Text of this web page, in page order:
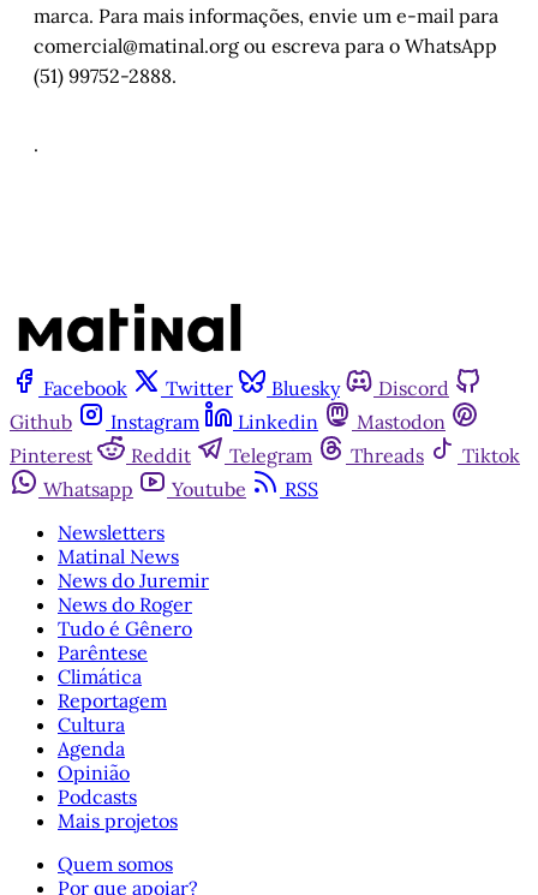
marca. Para mais informações, envie um e-mail para
comercial@matinal.org ou escreva para o WhatsApp
(51) 99752-2888.
.
Facebook Twitter Bluesky
Discord
Github
Instagram Linkedin
Mastodon
Pinterest
Reddit Telegram Threads
Tiktok
Whatsapp
Youtube
RSS
Newsletters
Matinal News
News do Juremir
News do Roger
Tudo é Gênero
Parêntese
Climática
Reportagem
Cultura
Agenda
Opinião
Podcasts
Mais projetos
Quem somos
Por que apoiar?